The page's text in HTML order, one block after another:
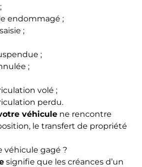
endommagé ;
;
;
;
volé ;
perdu.
véhicule ne rencontre
le transfert de propriété
véhicule gagé ?
signifie que les créances d’un